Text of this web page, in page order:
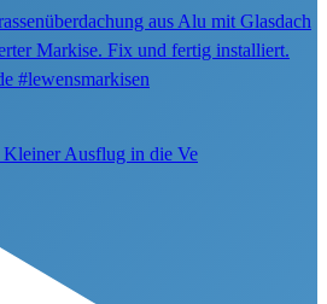
Ausflug in die Ve